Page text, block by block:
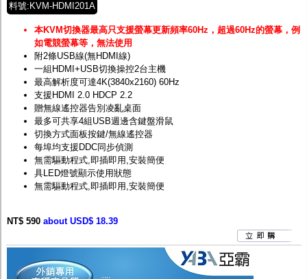
料號:KVM-HDMI201A
本KVM切換器最高只支援螢幕更新頻率60Hz，超過60Hz的螢幕，例
如電競螢幕等，無法使用
附2條USB線(無HDMI線)
一組HDMI+USB切換操控2台主機
最高解析度可達4K(3840x2160) 60Hz
支援HDMI 2.0 HDCP 2.2
贈無線遙控器告別凌亂桌面
最多可共享4組USB週邊含鍵盤滑鼠
切換方式面板按鍵/無線遙控器
每埠均支援DDC同步偵測
無需驅動程式,即插即用,安裝簡便
具LED燈號顯示使用狀態
無需驅動程式,即插即用,安裝簡便
NT$ 590 about USD$ 18.39